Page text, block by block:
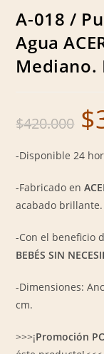
A-018 /
Agua
Mediano.
$420.000 price
was:
$
-Disponible 24
-Fabricado en
acabado brillante.
-Con el beneficio
BEBÉS SIN
-Dimensiones:
cm.
>>>¡Promoción